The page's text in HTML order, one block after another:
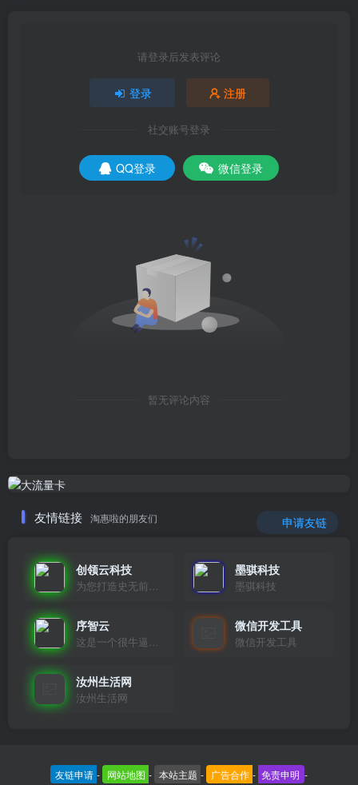
请登录后发表评论
登录 注册
社交账号登录
QQ登录 微信登录
暂无评论内容
友情链接 淘惠啦的朋友们 申请友链
创领云科技
为您打造史无前例的应用产品带您认识新时代产品的创新
墨骐科技
墨骐科技
序智云
这是一个很牛逼的开发者，要开发找他准行！
微信开发工具
微信开发工具
汝州生活网
汝州生活网
友链申请 - 网站地图 - 本站主题 - 广告合作 - 免责申明 -